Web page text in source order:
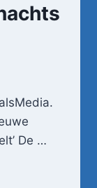
De …